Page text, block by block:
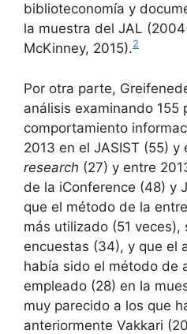
biblioteconomía y
la muestra del JAL
McKinney, 2015).2
Por otra parte,
análisis examinando 155
comportamiento
2013 en el JASIST (55) y
research (27) y entre
de la iConference (48) y
que el método de la
más utilizado (51 veces),
encuestas (34), y que el
había sido el método de
empleado (28) en la
muy parecido a los que
anteriormente Vakkari